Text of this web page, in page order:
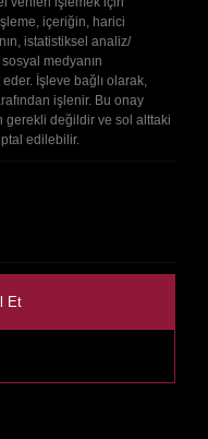
Sanayi Sitesi
Ümraniye /
TASARIM AJANSI - PENTA
içeriğin, harici
istatistiksel analiz/
medyanın
İşleve bağlı olarak,
işlenir. Bu onay
gerekli değildir ve sol alttaki
edilebilir.
Et